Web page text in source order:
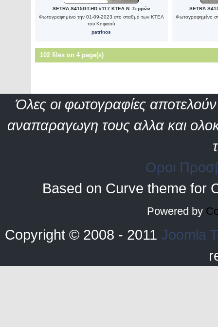
SETRA S415GT-HD #117 ΚΤΕΛ Ν. Σερρών
Φωτογραφημένο την 01-09-2023 στο σταθμό των ΚΤΕΛ
του Κηφισού
patrinos
SETRA
Φωτογραφημένο
102 files on 4 page(s)
Όλες οι φωτογραφίες αποτελούν
αναπαραγωγη τους αλλα και
Οροι
Based on Curve theme for
Powered by
Copyright © 2008 - 2011 Joomla